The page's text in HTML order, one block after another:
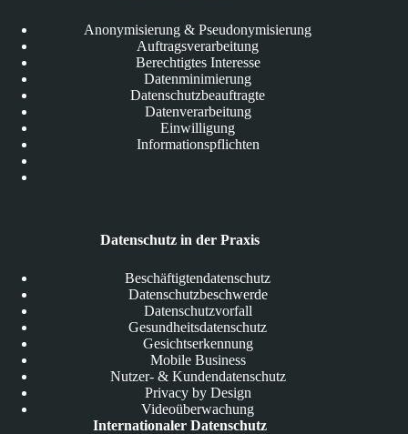
Anonymisierung & Pseudonymisierung
Auftragsverarbeitung
Berechtigtes Interesse
Datenminimierung
Datenschutzbeauftragte
Datenverarbeitung
Einwilligung
Informationspflichten
Datenschutz in der Praxis
Beschäftigtendatenschutz
Datenschutzbeschwerde
Datenschutzvorfall
Gesundheitsdatenschutz
Gesichtserkennung
Mobile Business
Nutzer- & Kundendatenschutz
Privacy by Design
Videoüberwachung
Internationaler Datenschutz